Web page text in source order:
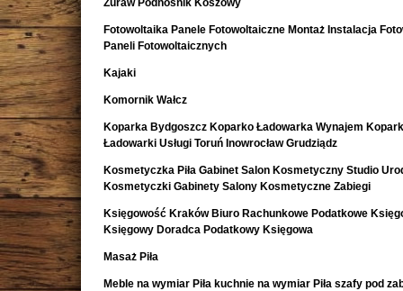
Żuraw Podnośnik Koszowy
Fotowoltaika Panele Fotowoltaiczne Montaż Instalacja
Paneli Fotowoltaicznych
Kajaki
Komornik Wałcz
Koparka Bydgoszcz Koparko Ładowarka Wynajem
Ładowarki Usługi Toruń Inowrocław Grudziądz
Kosmetyczka Piła Gabinet Salon Kosmetyczny Studio
Kosmetyczki Gabinety Salony Kosmetyczne Zabiegi
Księgowość Kraków Biuro Rachunkowe Podatkowe
Księgowy Doradca Podatkowy Księgowa
Masaż Piła
Meble na wymiar Piła kuchnie na wymiar Piła szafy pod